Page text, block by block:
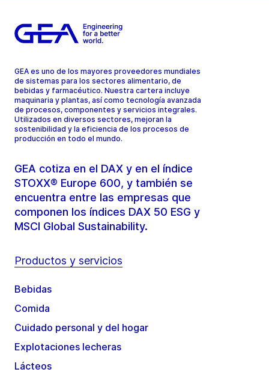
GEA es uno de los mayores proveedores mundiales
de sistemas para los sectores alimentario, de
bebidas y farmacéutico. Nuestra cartera incluye
maquinaria y plantas, así como tecnología avanzada
de procesos, componentes y servicios integrales.
Utilizados en diversos sectores, mejoran la
sostenibilidad y la eficiencia de los procesos de
producción en todo el mundo.
GEA cotiza en el DAX y en el índice
STOXX® Europe 600, y también se
encuentra entre las empresas que
componen los índices DAX 50 ESG y
MSCI Global Sustainability.
Productos y servicios
Bebidas
Comida
Cuidado personal y del hogar
Explotaciones lecheras
Lácteos